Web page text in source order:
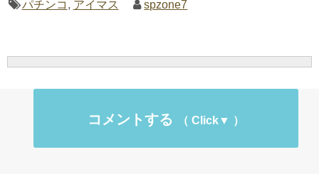
パチンコ , アイマス spzone7
コメントする